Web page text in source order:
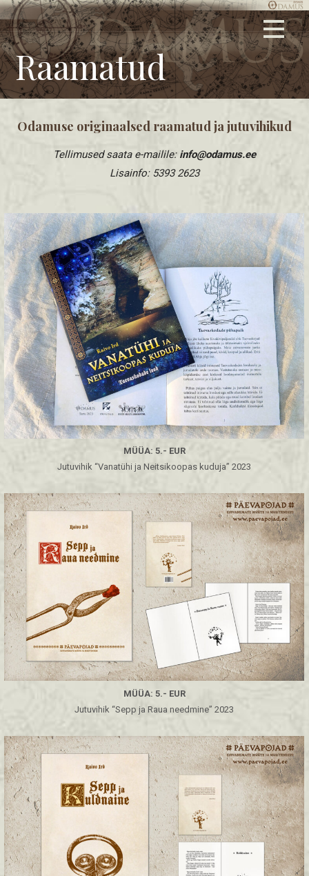
Skip
to
content
ODAMUS DISAIN
Graafiline disain, logode ja firmasümboolika kujundamine,
keskkonnasõbralikud trükised, tehnilised joonised, stiilsed
kingitused ja ärimeened.
Raamatud
Odamuse originaalsed raamatud ja jutuvihikud
Tellimused saata e-mailile: info@odamus.ee
Lisainfo: 5393 2623
MÜÜA: 5.- EUR
Jutuvihik “Vanatühi ja Neitsikoopas kuduja” 2023
MÜÜA: 5.- EUR
Jutuvihik “Sepp ja Raua needmine” 2023